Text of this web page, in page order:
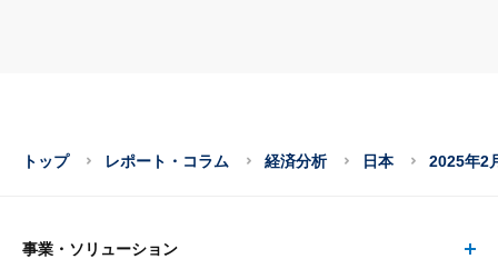
トップ レポート・コラム 経済分析 日本 2025年2
事業・ソリューション